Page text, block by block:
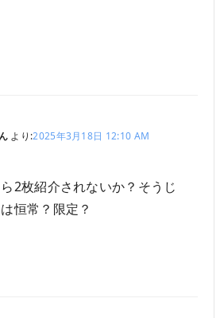
より:2025年3月18日 12:10 AM
2枚紹介されないか？そうじ
恒常？限定？